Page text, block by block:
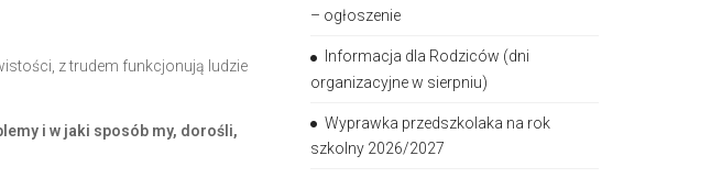
z trudem funkcjonują ludzie
i w jaki sposób my, dorośli,
– ogłoszenie
Informacja dla Rodziców (dni
organizacyjne w sierpniu)
Wyprawka przedszkolaka na rok
szkolny 2026/2027